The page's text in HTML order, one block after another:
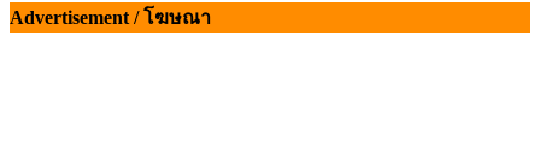
Advertisement / โฆษณา